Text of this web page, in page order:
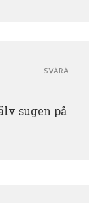
sugen på
SVARA